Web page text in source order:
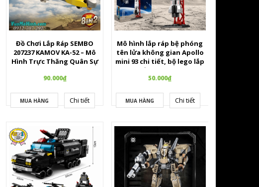
Đồ Chơi Lắp Ráp SEMBO
207237 KAMOV KA-52 – Mô
Hình Trực Thăng Quân Sự
90.000₫
MUA HÀNG Chi tiết
Mô hình lắp ráp bệ phóng
tên lửa không gian Apollo
mini 93 chi tiết, bộ lego lắp
ghép đồ chơi trí tuệ an
toàn cho bé
50.000₫
MUA HÀNG Chi tiết